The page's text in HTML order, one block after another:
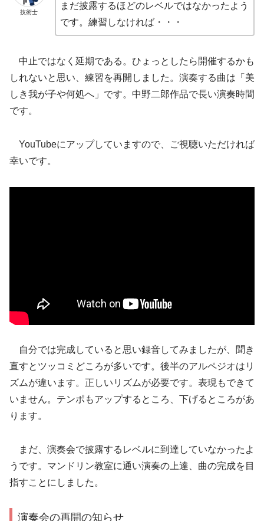
技術士
まだ披露するほどのレベルではなかったよう
です。練習しなければ・・・
中止ではなく延期である。ひょっとしたら開催するかも
しれないと思い、練習を再開しました。演奏する曲は「美
しき我が子や何処へ」です。中野二郎作品で長い演奏時間
です。
YouTubeにアップしていますので、ご視聴いただければ
幸いです。
自分では完成していると思い録音してみましたが、聞き
直すとツッコミどころが多いです。後半のアルペジオはリ
ズムが違います。正しいリズムが必要です。表現もできて
いません。テンポもアップするところ、下げるところがあ
ります。
まだ、演奏会で披露するレベルに到達していなかったよ
うです。マンドリン教室に通い演奏の上達、曲の完成を目
指すことにしました。
演奏会の再開の知らせ